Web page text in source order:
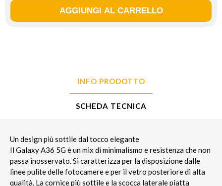
INFO PRODOTTO
SCHEDA TECNICA
Un design più sottile dal tocco elegante
Il Galaxy A36 5G è un mix di minimalismo e resistenza che non
passa inosservato. Si caratterizza per la disposizione dalle
linee pulite delle fotocamere e per il vetro posteriore di alta
qualità. La cornice più sottile e la scocca laterale piatta